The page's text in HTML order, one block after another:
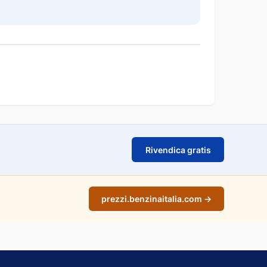
Rivendica gratis
prezzi.benzinaitalia.com →